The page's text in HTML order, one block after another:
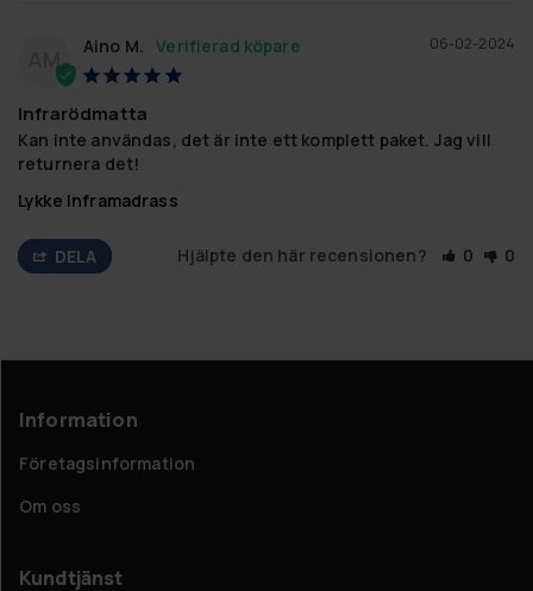
AM
06-02-2024
Aino M.
Infrarödmatta
Kan inte användas, det är inte ett komplett paket. Jag vill
returnera det!
Lykke Inframadrass
DELA Hjälpte den här recensionen? 0 0
Information
Företagsinformation
Om oss
Kundtjänst